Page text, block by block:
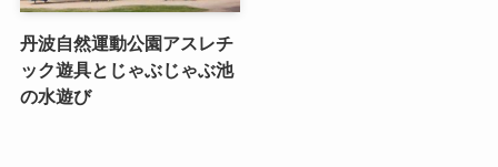
丹波自然運動公園アスレチ
ック遊具とじゃぶじゃぶ池
の水遊び